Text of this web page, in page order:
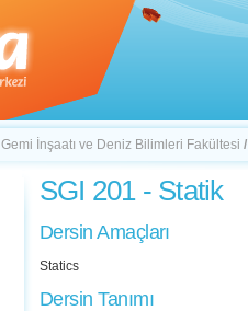
Gemi İnşaatı ve Deniz Bilimleri Fakültesi /
SGI 201 - Statik
Dersin Amaçları
Statics
Dersin Tanımı